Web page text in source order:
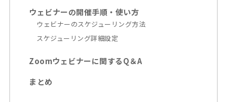
ウェビナーの開催手順・使い方
ウェビナーのスケジューリング方法
スケジューリング詳細設定
Zoomウェビナーに関するQ＆A
まとめ